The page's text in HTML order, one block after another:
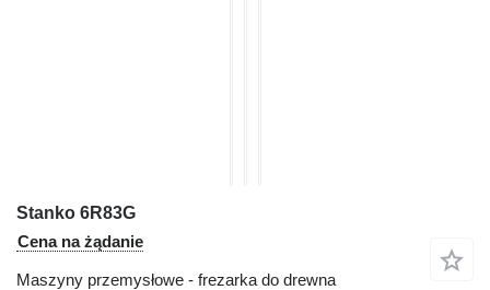
Stanko 6R83G
Cena na żądanie
Maszyny przemysłowe - frezarka do drewna